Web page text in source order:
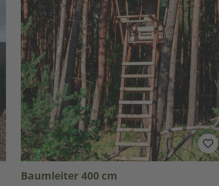
Baumleiter 400 cm